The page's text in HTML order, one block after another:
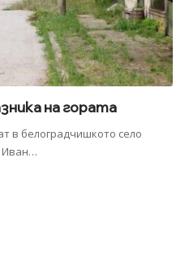
на гората
в белоградчишкото село
…